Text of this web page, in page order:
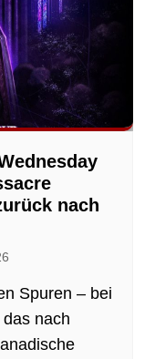
nach
Spuren – bei
nach